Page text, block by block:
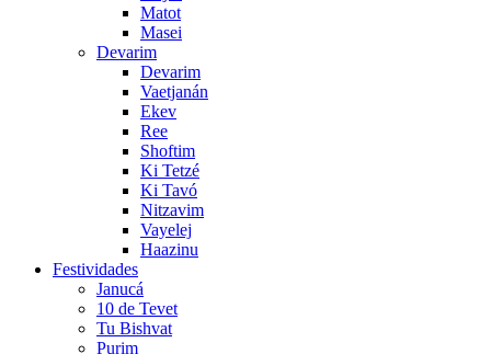
Matot
Masei
Devarim
Devarim
Vaetjanán
Ekev
Ree
Shoftim
Ki Tetzé
Ki Tavó
Nitzavim
Vayelej
Haazinu
Festividades
Janucá
10 de Tevet
Tu Bishvat
Purim